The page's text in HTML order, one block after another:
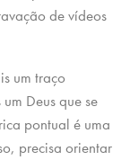
de vídeos
um traço
Deus que se
pontual é uma
precisa orientar